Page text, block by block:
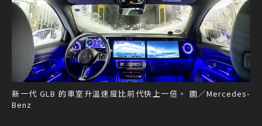
新一代 GLB 的車室升溫速度比前代快上一倍。 圖／Mercedes-
Benz